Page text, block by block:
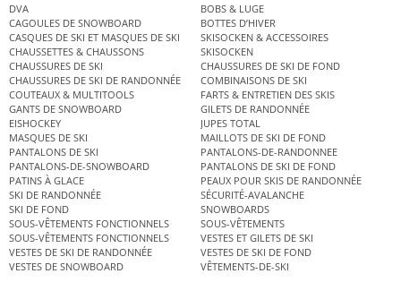
DVA
BOBS & LUGE
CAGOULES DE SNOWBOARD
BOTTES D’HIVER
CASQUES DE SKI ET MASQUES DE SKI
SKISOCKEN & ACCESSOIRES
CHAUSSETTES & CHAUSSONS
SKISOCKEN
CHAUSSURES DE SKI
CHAUSSURES DE SKI DE FOND
CHAUSSURES DE SKI DE RANDONNÉE
COMBINAISONS DE SKI
COUTEAUX & MULTITOOLS
FARTS & ENTRETIEN DES SKIS
GANTS DE SNOWBOARD
GILETS DE RANDONNÉE
EISHOCKEY
JUPES TOTAL
MASQUES DE SKI
MAILLOTS DE SKI DE FOND
PANTALONS DE SKI
PANTALONS-DE-RANDONNEE
PANTALONS-DE-SNOWBOARD
PANTALONS DE SKI DE FOND
PATINS À GLACE
PEAUX POUR SKIS DE RANDONNÉE
SKI DE RANDONNÉE
SÉCURITÉ-AVALANCHE
SKI DE FOND
SNOWBOARDS
SOUS-VÊTEMENTS FONCTIONNELS
SOUS-VÊTEMENTS
SOUS-VÊTEMENTS FONCTIONNELS
VESTES ET GILETS DE SKI
VESTES DE SKI DE RANDONNÉE
VESTES DE SKI DE FOND
VESTES DE SNOWBOARD
VÊTEMENTS-DE-SKI